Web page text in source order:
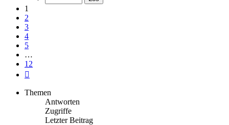
1
2
3
4
5
…
12
Themen
Antworten
Zugriffe
Letzter Beitrag